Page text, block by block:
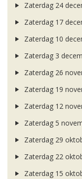
Zaterdag 24
Zaterdag 17
Zaterdag 10
Zaterdag 3
Zaterdag 26
Zaterdag 19
Zaterdag 12
Zaterdag 5
Zaterdag 29
Zaterdag 22
Zaterdag 15